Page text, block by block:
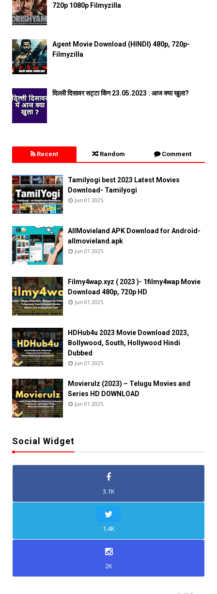
720p 1080p Filmyzilla
Agent Movie Download (HINDI) 480p, 720p-
Filmyzilla
दिल्ली दिसावर सट्टा किंग 23.05.2023 : आज क्या खुला?
Recent Random Comment
Tamilyogi best 2023 Latest Movies
Download- Tamilyogi
Jun 01 2025
AllMovieland APK Download for Android-
allmovieland.apk
Jun 01 2025
Filmy4wap.xyz ( 2023 )- 1filmy4wap Movie
Download 480p, 720p HD
Jun 01 2025
HDHub4u 2023 Movie Download 2023,
Bollywood, South, Hollywood Hindi
Dubbed
Jun 01 2025
Movierulz (2023) – Telugu Movies and
Series HD DOWNLOAD
Jun 01 2025
Social Widget
3.1K
1.4K
2K